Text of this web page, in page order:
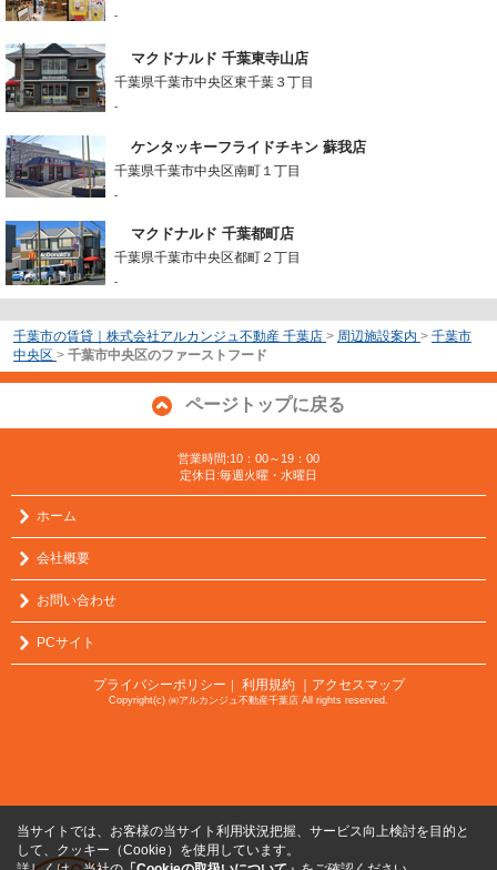
-
マクドナルド 千葉東寺山店
千葉県千葉市中央区東千葉３丁目
-
ケンタッキーフライドチキン 蘇我店
千葉県千葉市中央区南町１丁目
-
マクドナルド 千葉都町店
千葉県千葉市中央区都町２丁目
-
千葉市の賃貸｜株式会社アルカンジュ不動産 千葉店 > 周辺施設案内 > 千葉市
中央区 > 千葉市中央区のファーストフード
ページトップに戻る
営業時間:10：00～19：00
定休日:毎週火曜・水曜日
ホーム
会社概要
お問い合わせ
PCサイト
プライバシーポリシー ｜ 利用規約 ｜アクセスマップ
Copyright(c) ㈱アルカンジュ不動産千葉店 All rights reserved.
当サイトでは、お客様の当サイト利用状況把握、サービス向上検討を目的と
して、クッキー（Cookie）を使用しています。